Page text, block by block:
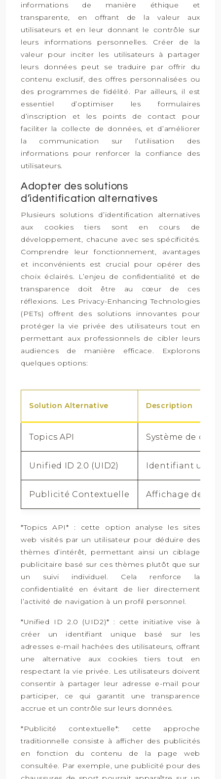
informations de manière éthique et
transparente, en offrant de la valeur aux
utilisateurs et en leur donnant le contrôle sur
leurs informations personnelles. Créer de la
valeur pour inciter les utilisateurs à partager
leurs données peut se traduire par offrir du
contenu exclusif, des offres personnalisées ou
des programmes de fidélité. Par ailleurs, il est
essentiel d’optimiser les formulaires
d’inscription et les points de contact pour
faciliter la collecte de données, et d’améliorer
la communication sur l’utilisation des
informations pour renforcer la confiance des
utilisateurs.
Adopter des solutions
d’identification alternatives
Plusieurs solutions d’identification alternatives
aux cookies tiers sont en cours de
développement, chacune avec ses spécificités.
Comprendre leur fonctionnement, avantages
et inconvénients est crucial pour opérer des
choix éclairés. L’enjeu de confidentialité et de
transparence doit être au cœur de ces
réflexions. Les Privacy-Enhancing Technologies
(PETs) offrent des solutions innovantes pour
protéger la vie privée des utilisateurs tout en
permettant aux professionnels de cibler leurs
audiences de manière efficace. Explorons
quelques options:
Solution Alternative Description
Topics API Système de
Unified ID 2.0 (UID2) Identifiant
Publicité Contextuelle Affichage de
*Topics API* : cette option analyse les sites
web visités par un utilisateur pour déduire des
thèmes d’intérêt, permettant ainsi un ciblage
publicitaire basé sur ces thèmes plutôt que sur
un suivi individuel. Cela renforce la
confidentialité en évitant de lier directement
l’activité de navigation à un profil personnel.
*Unified ID 2.0 (UID2)* : cette initiative vise à
créer un identifiant unique basé sur les
adresses e-mail hachées des utilisateurs, offrant
une alternative aux cookies tiers tout en
respectant la vie privée. Les utilisateurs doivent
consentir à partager leur adresse e-mail pour
participer, ce qui garantit une transparence
accrue et un contrôle sur leurs données.
*Publicité contextuelle*: cette approche
traditionnelle consiste à afficher des publicités
en fonction du contenu de la page web
consultée. Par exemple, une publicité pour des